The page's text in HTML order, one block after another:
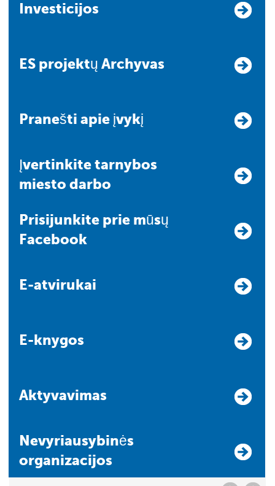
Investicijos
ES projektų Archyvas
Pranešti apie įvykį
Įvertinkite tarnybos
miesto darbo
Prisijunkite prie mūsų
Facebook
E-atvirukai
E-knygos
Aktyvavimas
Nevyriausybinės
organizacijos